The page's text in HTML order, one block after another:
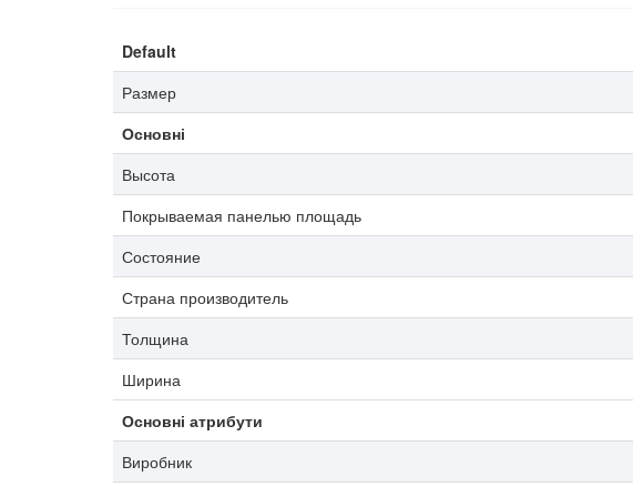
Default
Размер
Основні
Высота
Покрываемая панелью площадь
Состояние
Страна производитель
Толщина
Ширина
Основні атрибути
Виробник